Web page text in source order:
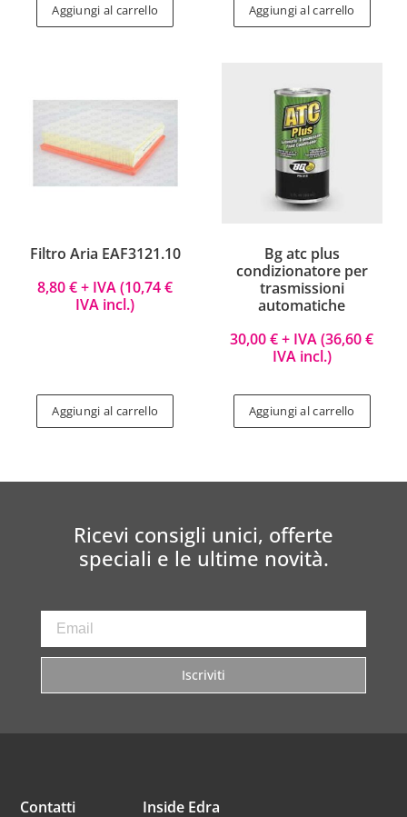
Aggiungi al carrello Aggiungi al carrello
Filtro Aria EAF3121.10
8,80€+ IVA (10,74€
IVA incl.)
Aggiungi al carrello
Bg atc plus
condizionatore per
trasmissioni
automatiche
30,00€+ IVA (36,60€
IVA incl.)
Aggiungi al carrello
Ricevi consigli unici, offerte
speciali e le ultime novità.
Iscriviti
Inside Edra
Contatti